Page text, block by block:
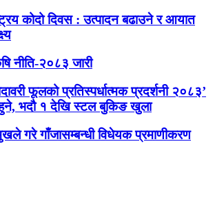
कोदो दिवस : उत्पादन बढाउने र आयात
नीति-२०८३ जारी
फूलको प्रतिस्पर्धात्मक प्रदर्शनी २०८३’
भदौ १ देखि स्टल बुकिङ खुला
गरे गाँजासम्बन्धी विधेयक प्रमाणीकरण